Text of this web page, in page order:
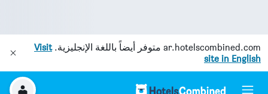
ar.hotelscombined.com متوفر أيضاً باللغة الإنجليزية.Visit
site in English